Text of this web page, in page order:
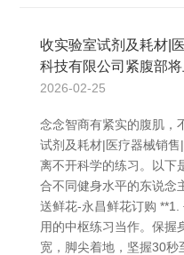
收实验室试剂及耗材|
科技有限公司紧腹部
2026-02-25
念念智商有紧实的腹肌，
试剂及耗材|医疗器械销
离不开科学的练习。以下
合不同健身水平的东说念
送鲜花-永昌鲜花订购
用的中枢练习当作。保握
宽，脚尖着地，坚握30